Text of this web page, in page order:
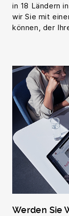
in 18 Ländern
wir Sie mit
können, der
Werden Sie